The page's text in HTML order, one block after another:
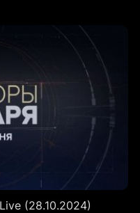
(28.10.2024)